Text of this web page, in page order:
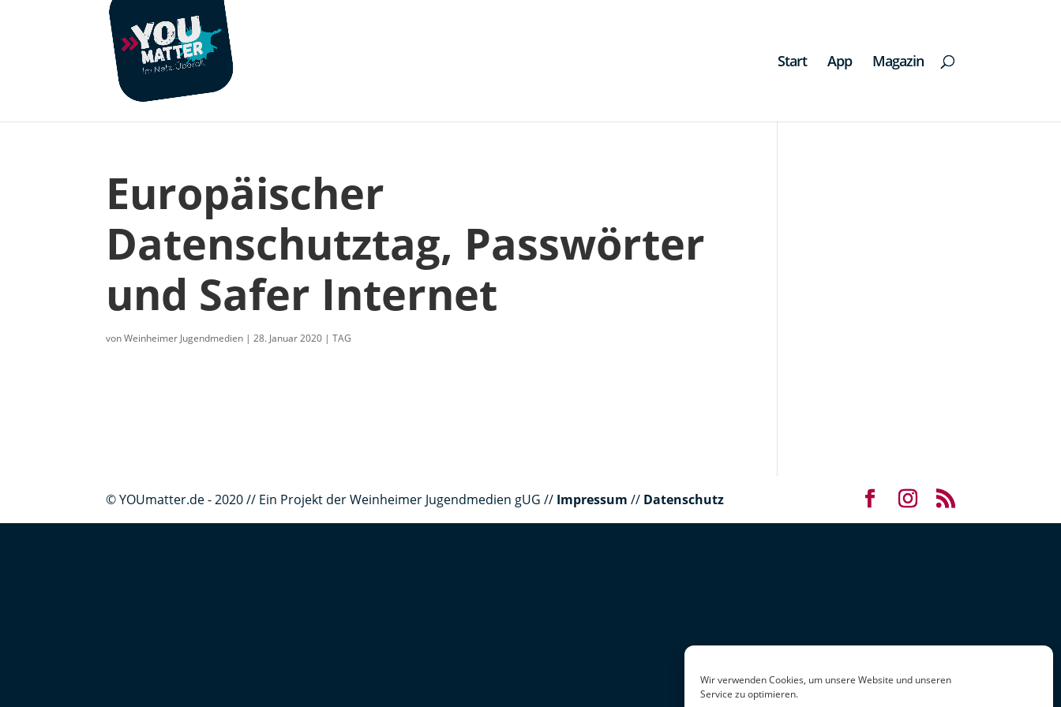
Wir verwenden Cookies, um unsere Website und unseren
Service zu optimieren.
Start App Magazin
Europäischer
Datenschutztag, Passwörter
und Safer Internet
vonWeinheimer Jugendmedien |28. Januar 2020 |TAG
© YOUmatter.de - 2020 // Ein Projekt der Weinheimer Jugendmedien gUG // Impressum // Datenschutz